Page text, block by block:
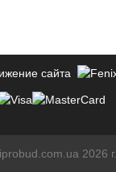
2026 г.
сайта